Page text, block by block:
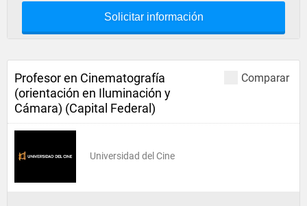
Solicitar información
Comparar
Profesor en Cinematografía
(orientación en Iluminación y
Cámara) (Capital Federal)
Universidad del Cine